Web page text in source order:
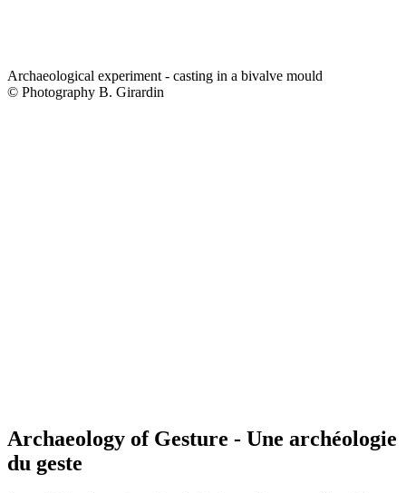
Archaeological experiment - casting in a bivalve mould
© Photography B. Girardin
Archaeology of Gesture - Une archéologie
du geste